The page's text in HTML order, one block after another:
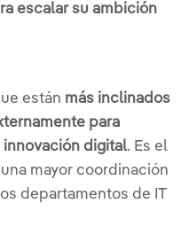
escalar su ambición
están más inclinados
para
digital. Es el
mayor coordinación
departamentos de IT